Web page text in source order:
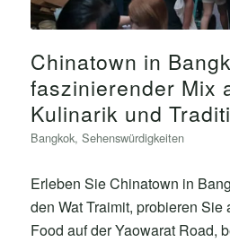
Chinatown in
faszinierender Mix
Kulinarik und
Bangkok, Sehenswürdigkeiten
Erleben Sie Chinatown in
den Wat Traimit, probieren Sie
Food auf der Yaowarat Road,